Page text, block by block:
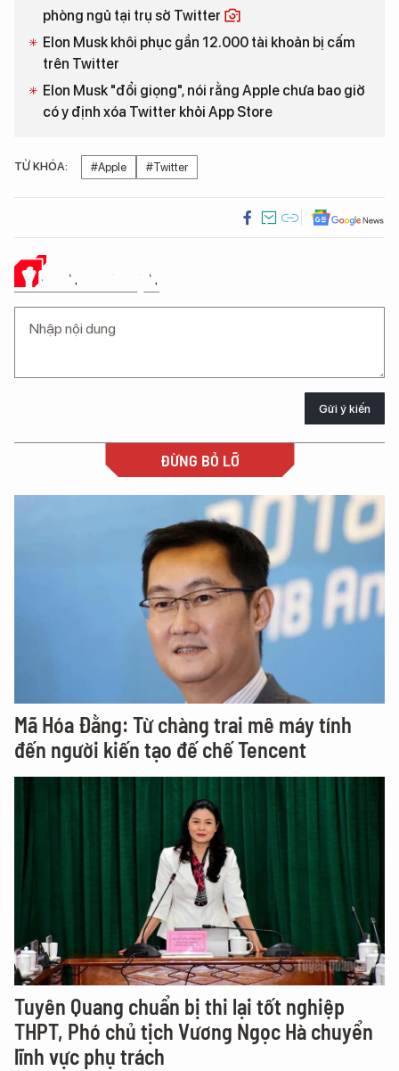
phòng ngủ tại trụ sở Twitter
Elon Musk khôi phục gần 12.000 tài khoản bị cấm
trên Twitter
Elon Musk "đổi giọng", nói rằng Apple chưa bao giờ
có y định xóa Twitter khỏi App Store
TỪ KHÓA: #Apple #Twitter
Ý KIẾN CỦA BẠN
Gửi ý kiến
ĐỪNG BỎ LỠ
Mã Hóa Đằng: Từ chàng trai mê máy tính
đến người kiến tạo đế chế Tencent
Tuyên Quang chuẩn bị thi lại tốt nghiệp
THPT, Phó chủ tịch Vương Ngọc Hà chuyển
lĩnh vực phụ trách